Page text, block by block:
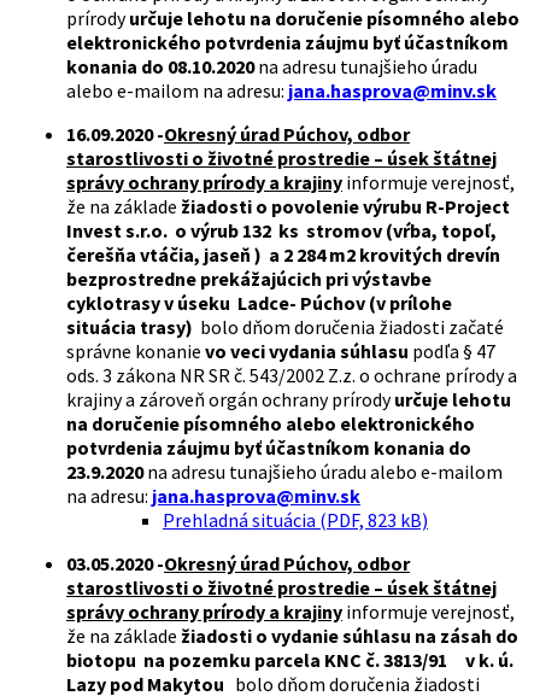
prírodyurčuje lehotu na doručenie písomného alebo
elektronického potvrdenia záujmu byť účastníkom
konania do 08.10.2020na adresu tunajšieho úradu
alebo e-mailom na adresu: jana.hasprova@minv.sk
16.09.2020 -Okresný úrad Púchov, odbor
starostlivosti o životné prostredie – úsek štátnej
správy ochrany prírody a krajiny informuje verejnosť,
že na základe žiadosti o povolenie výrubu R-Project
Invest s.r.o. o výrub 132 ks stromov (vŕba, topoľ,
čerešňa vtáčia, jaseň ) a 2 284 m2 krovitých drevín
bezprostredne prekážajúcich pri výstavbe
cyklotrasy v úseku Ladce- Púchov (v prílohe
situácia trasy) bolo dňom doručenia žiadosti začaté
správne konanie vo veci vydania súhlasu podľa § 47
ods. 3 zákona NR SR č. 543/2002 Z.z. o ochrane prírody a
krajiny a zároveň orgán ochrany prírodyurčuje lehotu
na doručenie písomného alebo elektronického
potvrdenia záujmu byť účastníkom konania do
23.9.2020na adresu tunajšieho úradu alebo e-mailom
na adresu: jana.hasprova@minv.sk
Prehladná situácia (PDF, 823 kB)
03.05.2020 -Okresný úrad Púchov, odbor
starostlivosti o životné prostredie – úsek štátnej
správy ochrany prírody a krajiny informuje verejnosť,
že na základe žiadosti o vydanie súhlasu na zásah do
biotopu na pozemku parcela KNC č. 3813/91 v k. ú.
Lazy pod Makytou bolo dňom doručenia žiadosti